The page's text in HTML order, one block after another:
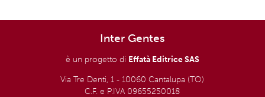
Inter Gentes
è un progetto di Effatà Editrice SAS
Via Tre Denti, 1 - 10060 Cantalupa (TO)
C.F. e P.IVA 09655250018